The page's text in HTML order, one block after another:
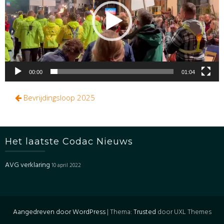
00:00 01:04
Bericht
Bevrijdingsloop 2025
Het laatste Codac Nieuws
AVG verklaring 10 april 2022
Aangedreven door WordPress|Thema:Trusted door UXL Themes